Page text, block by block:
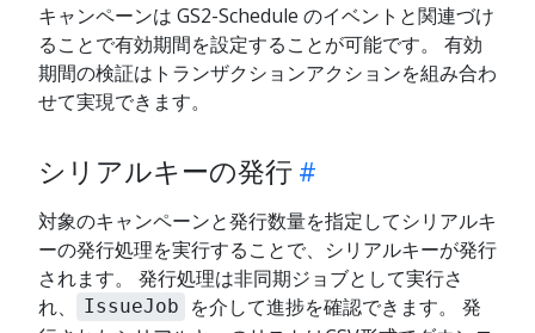
キャンペーンは GS2-Schedule のイベントと関連づけ
ることで有効期間を設定することが可能です。 有効
期間の検証はトランザクションアクションを組み合わ
せて実現できます。
シリアルキーの発行
対象のキャンペーンと発行数量を指定してシリアルキ
ーの発行処理を実行することで、シリアルキーが発行
されます。 発行処理は非同期ジョブとして実行さ
れ、
IssueJob
を介して進捗を確認できます。 発